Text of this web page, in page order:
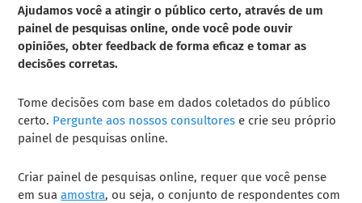
Ajudamos você a atingir o público certo, através de um
painel de pesquisas online, onde você pode ouvir
opiniões, obter feedback de forma eficaz e tomar as
decisões corretas.
Tome decisões com base em dados coletados do público
certo. Pergunte aos nossos consultores e crie seu próprio
painel de pesquisas online.
Criar painel de pesquisas online, requer que você pense
em suaamostra, ou seja, o conjunto de respondentes com